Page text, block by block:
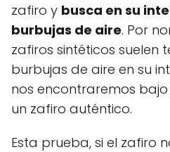
zafiro y busca en su
burbujas de aire. Por
zafiros sintéticos suelen
burbujas de aire en su
nos encontraremos
un zafiro auténtico.
Esta prueba, si el zafiro